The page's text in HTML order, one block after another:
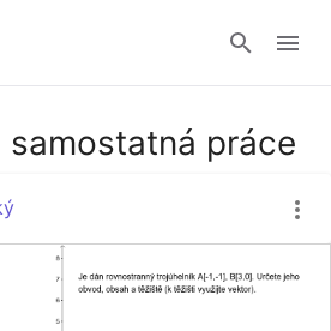
Přihlásit
samostatná práce